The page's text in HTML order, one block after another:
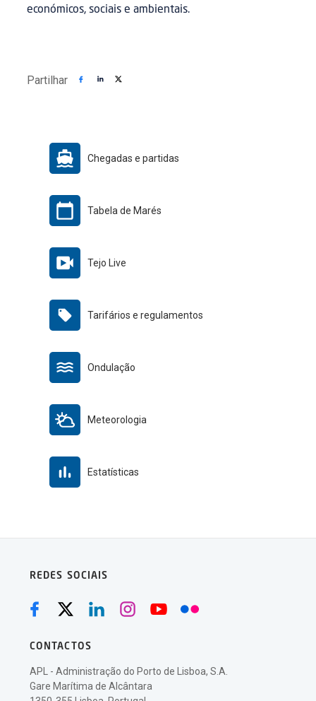
económicos, sociais e ambientais.
Partilhar
Chegadas e partidas
Tabela de Marés
Tejo Live
Tarifários e regulamentos
Ondulação
Meteorologia
Estatísticas
REDES SOCIAIS
CONTACTOS
APL - Administração do Porto de Lisboa, S.A.
Gare Marítima de Alcântara